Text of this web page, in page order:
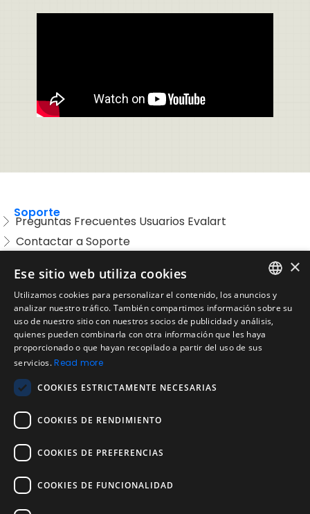
Soporte
Preguntas Frecuentes Usuarios Evalart
Contactar a Soporte
Legal
Condiciones de Servicio
Aviso de privacidad
Política de cookies
Política de devoluciones
Acuerdo de licencia de usuario
Aviso legal
Política de uso aceptable
Empresa
Acerca de nosotros
Blog
Pruebas de confiabilidad y validez
ENGLISH
SPANISH
×
Ese sitio web utiliza cookies
Utilizamos cookies para personalizar el contenido, los anuncios y
analizar nuestro tráfico. También compartimos información sobre su
uso de nuestro sitio con nuestros socios de publicidad y análisis,
quienes pueden combinarla con otra información que les haya
proporcionado o que hayan recopilado a partir del uso de sus
servicios.Read more
COOKIES ESTRICTAMENTE NECESARIAS
COOKIES DE RENDIMIENTO
COOKIES DE PREFERENCIAS
COOKIES DE FUNCIONALIDAD